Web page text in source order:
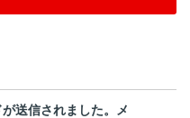
送信されました。メ